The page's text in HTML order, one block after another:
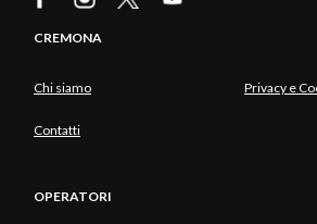
CREMONA
Chi siamo Privacy e
Contatti
OPERATORI